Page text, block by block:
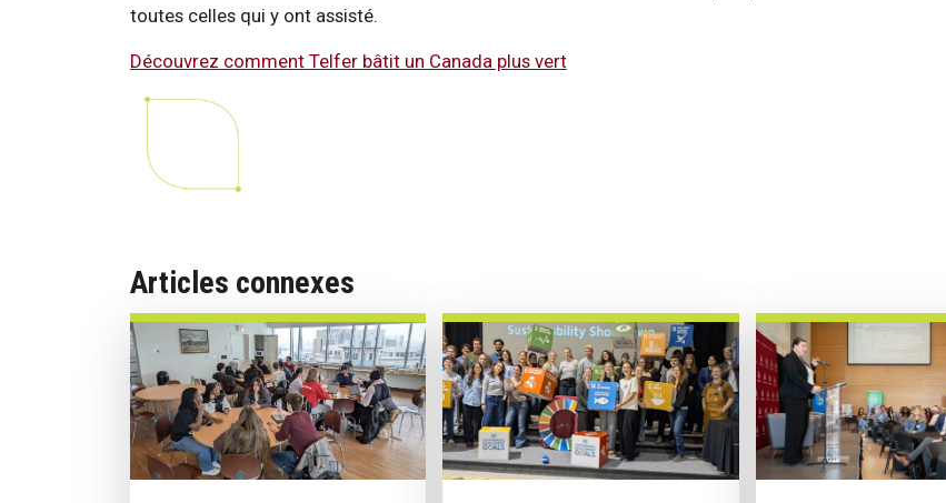
toutes celles qui y ont assisté.
Découvrez comment Telfer bâtit un Canada plus vert
Articles connexes